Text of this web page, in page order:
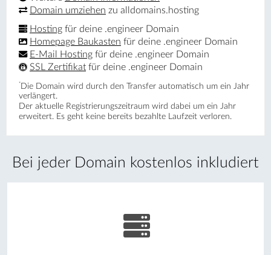
Bei jeder Domain kostenlos inkludiert
Domain umziehen zu alldomains.hosting
Hosting für deine .engineer Domain
Homepage Baukasten für deine .engineer Domain
E-Mail Hosting für deine .engineer Domain
SSL Zertifikat für deine .engineer Domain
* Die Domain wird durch den Transfer automatisch um ein Jahr
verlängert.
Der aktuelle Registrierungs­zeitraum wird dabei um ein Jahr
erweitert. Es geht keine bereits bezahlte Laufzeit verloren.